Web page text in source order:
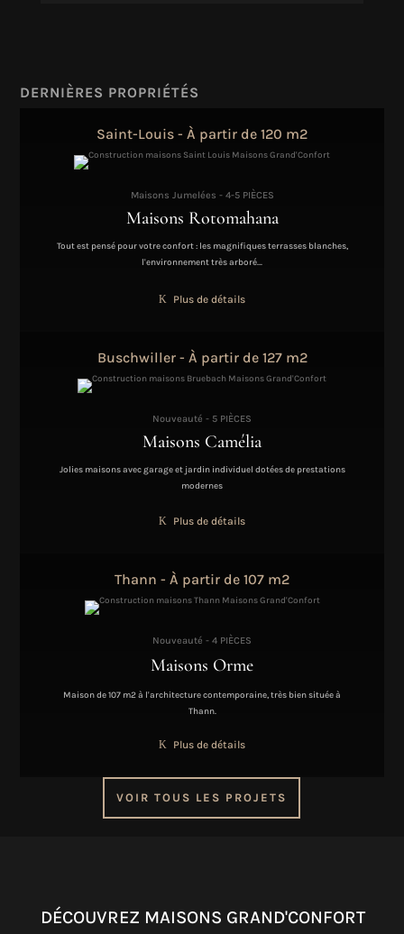
DERNIÈRES PROPRIÉTÉS
Saint-Louis - À partir de 120 m2
Maisons Jumelées - 4-5 PIÈCES
Maisons Rotomahana
Tout est pensé pour votre confort : les magnifiques terrasses blanches,
l'environnement très arboré…
Plus de détails
Buschwiller - À partir de 127 m2
Nouveauté - 5 PIÈCES
Maisons Camélia
Jolies maisons avec garage et jardin individuel dotées de prestations
modernes
Plus de détails
Thann - À partir de 107 m2
Nouveauté - 4 PIÈCES
Maisons Orme
Maison de 107 m2 à l'architecture contemporaine, très bien située à
Thann.
Plus de détails
VOIR TOUS LES PROJETS
DÉCOUVREZ MAISONS GRAND'CONFORT